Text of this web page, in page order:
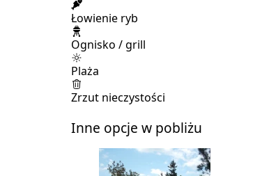
Łowienie ryb
Ognisko / grill
Plaża
Zrzut nieczystości
Inne opcje w pobliżu